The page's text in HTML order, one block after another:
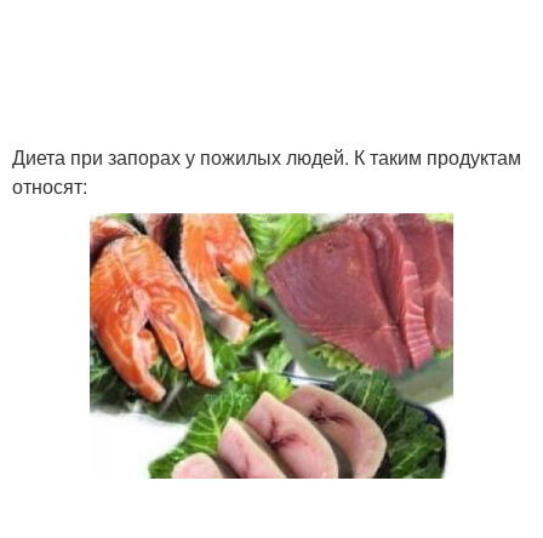
Диета при запорах у пожилых людей. К таким продуктам
относят: